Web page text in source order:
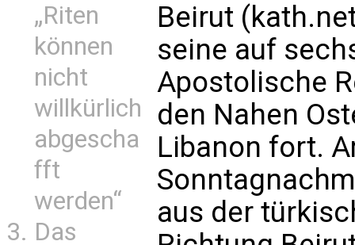
„Riten
können
nicht
willkürlich
abgescha
fft
werden“
Das
Beirut
seine auf
Apostolische
den Nahen
Libanon fort.
aus der